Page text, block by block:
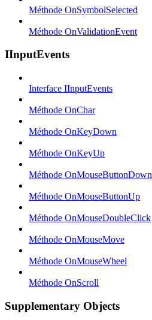
Méthode OnSymbolSelected
Méthode OnValidationEvent
IInputEvents
Interface IInputEvents
Méthode OnChar
Méthode OnKeyDown
Méthode OnKeyUp
Méthode OnMouseButtonDown
Méthode OnMouseButtonUp
Méthode OnMouseDoubleClick
Méthode OnMouseMove
Méthode OnMouseWheel
Méthode OnScroll
Supplementary Objects